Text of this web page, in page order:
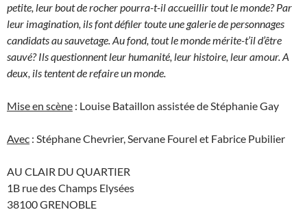
petite, leur bout de rocher pourra-t-il accueillir tout le monde? Par
leur imagination, ils font défiler toute une galerie de personnages
candidats au sauvetage. Au fond, tout le monde mérite-t’il d’être
sauvé? Ils questionnent leur humanité, leur histoire, leur amour. A
deux, ils tentent de refaire un monde.
Mise en scène : Louise Bataillon assistée de Stéphanie Gay
Avec : Stéphane Chevrier, Servane Fourel et Fabrice Pubilier
AU CLAIR DU QUARTIER
1B rue des Champs Elysées
38100 GRENOBLE